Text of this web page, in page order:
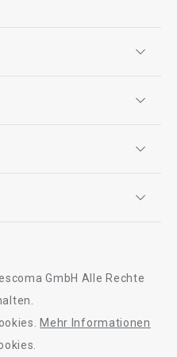
FlexiSPACE
GmbH Alle Rechte
Mehr Informationen